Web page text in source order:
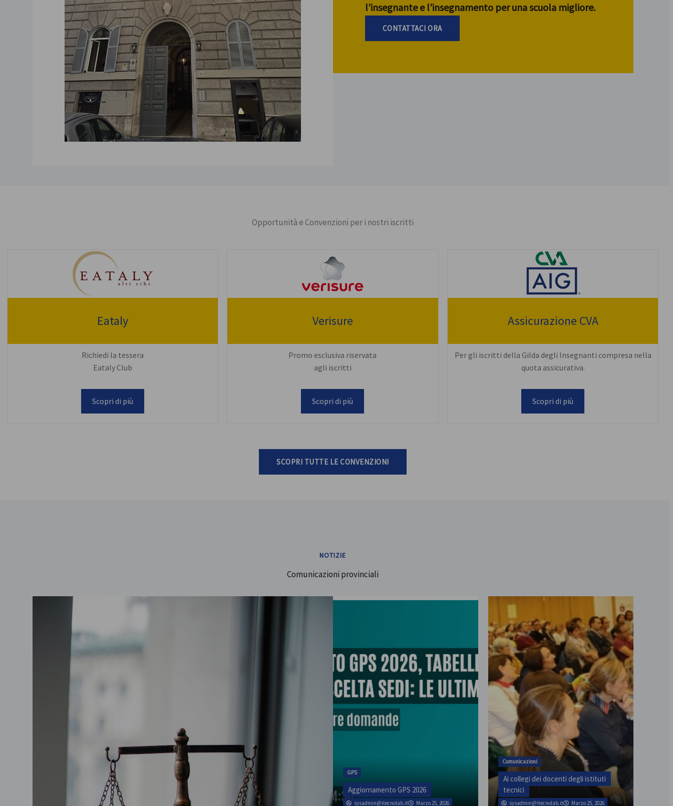
l’insegnante e l’insegnamento per una scuola migliore.
CONTATTACI ORA
Opportunità e Convenzioni per i nostri iscritti
Eataly
Richiedi la tessera
Eataly Club
Scopri di più
Verisure
Promo esclusiva riservata
agli iscritti
Scopri di più
Assicurazione CVA
Per gli iscritti della Gilda degli Insegnanti compresa nella
quota assicurativa.
Scopri di più
SCOPRI TUTTE LE CONVENZIONI
NOTIZIE
Comunicazioni provinciali
Riforma degli istituti tecnici: verso la scuola
iperliberista
Marzo 1, 2026
SINATAS Venezia, assemblea provinciale il 31
admin
GPS
Aggiornamento GPS 2026
sysadmin@itecnolab.it Marzo 25, 2026
Comunicazioni
Ai collegi dei docenti degli istituti
tecnici
sysadmin@itecnolab.it Marzo 25, 2026